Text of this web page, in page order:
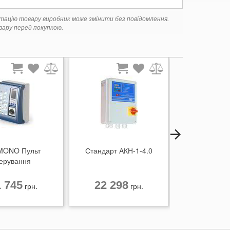
поплавком або датчиками рівня.
товару виробник може змінити без повідомлення.
перед покупкою.
Пульт
745 грн.
Стандарт АКН-1-4.0
22 298грн.